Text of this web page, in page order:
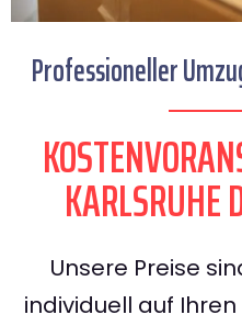
Professioneller
KARLSRUHE
Unsere Preise
individuell auf